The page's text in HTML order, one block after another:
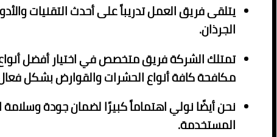
يتلقى فريق العمل تدريباً على أحدث التقنيات
الجرذان.
تمتلك الشركة فريق متخصص في اختيار أفضل
مكافحة كافة أنواع الحشرات والقوارض بشكل
نحن أيضًا نولي اهتماماً كبيرًا لضمان جودة وسلامة
المستخدمة.